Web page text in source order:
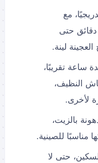
مع
التقليب المستمر باليد لمدة 10 دقائق حتى
لينة.
ساعة تقريبًا،
النظيف،
لأخرى.
بالزيت،
مناسبًا للصينية.
حتى لا